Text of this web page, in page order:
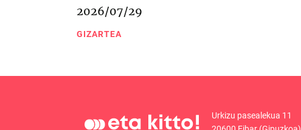
2026/07/29
GIZARTEA
Urkizu pasealekua 11